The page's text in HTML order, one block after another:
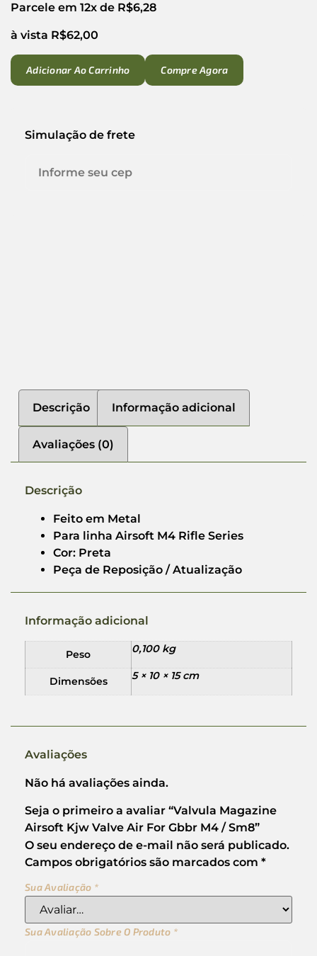
Parcele em 12x de R$6,28
à vista R$62,00
Adicionar Ao Carrinho Compre Agora
Simulação de frete
Descrição Informação adicional
Avaliações (0)
Descrição
Feito em Metal
Para linha Airsoft M4 Rifle Series
Cor: Preta
Peça de Reposição / Atualização
Informação adicional
Peso 0,100 kg
Dimensões 5 × 10 × 15 cm
Avaliações
Não há avaliações ainda.
Seja o primeiro a avaliar “Valvula Magazine
Airsoft Kjw Valve Air For Gbbr M4 / Sm8”
O seu endereço de e-mail não será publicado.
Campos obrigatórios são marcados com *
Sua Avaliação *
Sua Avaliação Sobre O Produto *